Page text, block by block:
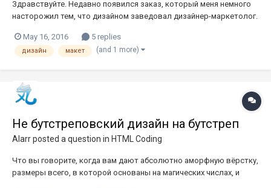
Здравствуйте. Недавно появился заказ, который меня немного
насторожил тем, что дизайном заведовал дизайнер-маркетолог.
Потом через время предоставили для планшетов и мобильных.
Вот с этого момента подробнее: 1. Макеты с одинаковыми...
May 16, 2016 5 replies
дизайн макет (and 1 more)
Не бутстреповский дизайн на бутстреп
Alarrposted a question in HTML Coding
Что вы говорите, когда вам дают абсолютно аморфную вёрстку,
размеры всего, в которой основаны на магических числах, и